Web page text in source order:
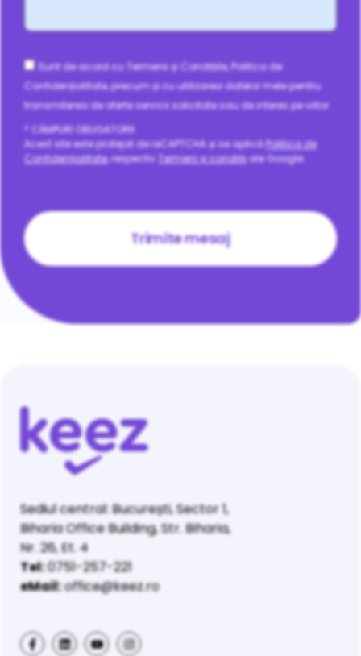
* CÂMPURI OBLIGATORII
Acest site este protejat de reCAPTCHA și se aplicăPolitica de
Confidențialitate, respectiv Termeni și condițiiale Google.
Consent
Sunt de acord cu Termenii și Condițiile, Politica de
Confidențialitate, precum și cu utilizarea datelor mele pentru
transmiterea de oferte servicii solicitate sau de interes pe viitor.
Sediul central: București, Sector 1,
Biharia Office Building, Str. Biharia,
Nr. 26, Et. 4
Tel:0751-257-221
eMail:office@keez.ro